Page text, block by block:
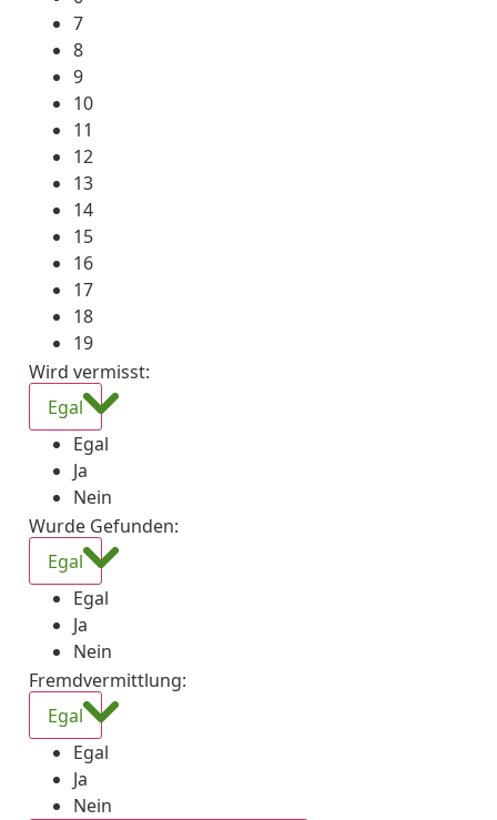
7
8
9
10
11
12
13
14
15
16
17
18
19
Wird vermisst:
Egal
Egal
Ja
Nein
Wurde Gefunden:
Egal
Egal
Ja
Nein
Fremdvermittlung:
Egal
Egal
Ja
Nein